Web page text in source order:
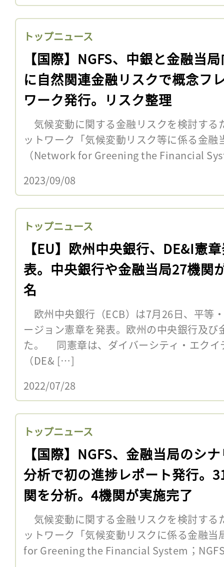
トップニュース
【国際】NGFS、中銀と金融当
に自然関連金融リスクで概念フ
ワーク発行。リスク整理
気候変動に関する金融リスクを検討する
ットワーク「気候変動リスク等に係る金融
（Network for Greening the Financial
2023/09/08
トップニュース
【EU】欧州中央銀行、DE&I憲
表。中央銀行や金融当局27機関
名
欧州中央銀行（ECB）は7月26日、平等
ージョン憲章を発表。欧州の中央銀行及び
た。 同憲章は、ダイバーシティ・エクイ
（DE& […]
2022/07/28
トップニュース
【国際】NGFS、金融当局のシ
分析で初の進捗レポート発行。
関を分析。4機関が実施完了
気候変動に関する金融リスクを検討する
ットワーク「気候変動リスクに係る金融
for Greening the Financial System；